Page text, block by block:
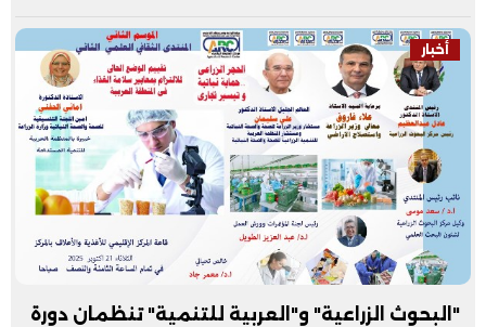
أخبار
"البحوث الزراعية" و"العربية للتنمية" تنظمان دورة